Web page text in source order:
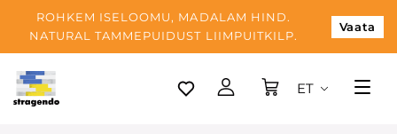
ROHKEM ISELOOMU, MADALAM HIND.
NATURAL TAMMEPUIDUST LIIMPUITKILP.
Vaata
Tallinn
ET